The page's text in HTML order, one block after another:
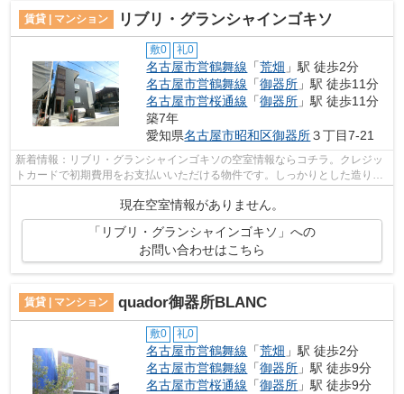
賃貸 | マンション リブリ・グランシャインゴキソ
敷0 礼0
名古屋市営鶴舞線 「荒畑 」駅 徒歩2分
名古屋市営鶴舞線 「御器所 」駅 徒歩11分
名古屋市営桜通線 「御器所 」駅 徒歩11分
築7年
愛知県名古屋市昭和区御器所３丁目7-21
新着情報：リブリ・グランシャインゴキソの空室情報ならコチラ。クレジッ
トカードで初期費用をお支払いいただける物件です。しっかりとした造りが
現在空室情報がありません。
「リブリ・グランシャインゴキソ」への
お問い合わせはこちら
賃貸 | マンション quador御器所BLANC
敷0 礼0
名古屋市営鶴舞線 「荒畑 」駅 徒歩2分
名古屋市営鶴舞線 「御器所 」駅 徒歩9分
名古屋市営桜通線 「御器所 」駅 徒歩9分